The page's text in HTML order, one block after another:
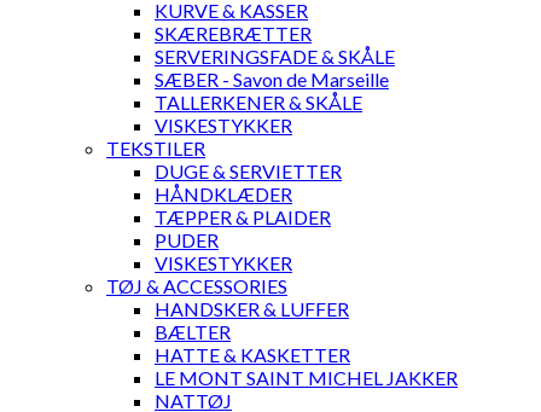
KURVE & KASSER
SKÆREBRÆTTER
SERVERINGSFADE & SKÅLE
SÆBER - Savon de Marseille
TALLERKENER & SKÅLE
VISKESTYKKER
TEKSTILER
DUGE & SERVIETTER
HÅNDKLÆDER
TÆPPER & PLAIDER
PUDER
VISKESTYKKER
TØJ & ACCESSORIES
HANDSKER & LUFFER
BÆLTER
HATTE & KASKETTER
LE MONT SAINT MICHEL JAKKER
NATTØJ